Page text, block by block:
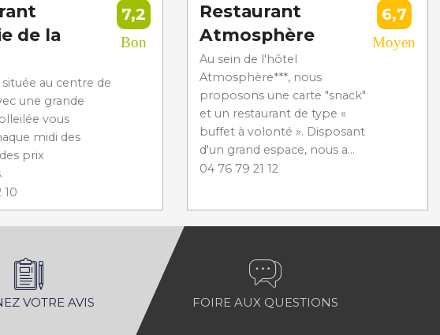
de la
au centre de
une grande
vous
midi des
prix
10
7,2
Bon
Restaurant
Atmosphère
Au sein de l'hôtel
Atmosphère***, nous
proposons une carte "snack"
et un restaurant de type «
buffet à volonté ». Disposant
d'un grand espace, nous a...
04 76 79 21 12
6,7
Moyen
VOTRE AVIS FOIRE AUX QUESTIONS